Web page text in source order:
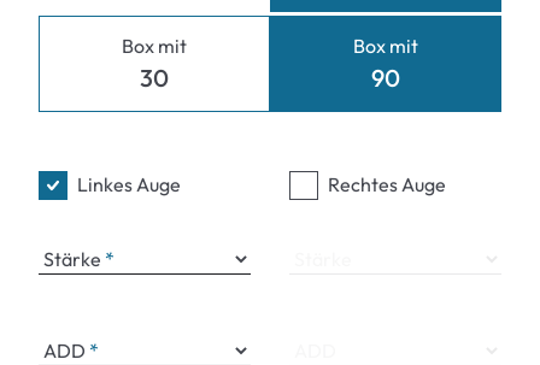
Box mit
30
Box mit
90
Linkes Auge
Stärke
ADD
Rechtes Auge